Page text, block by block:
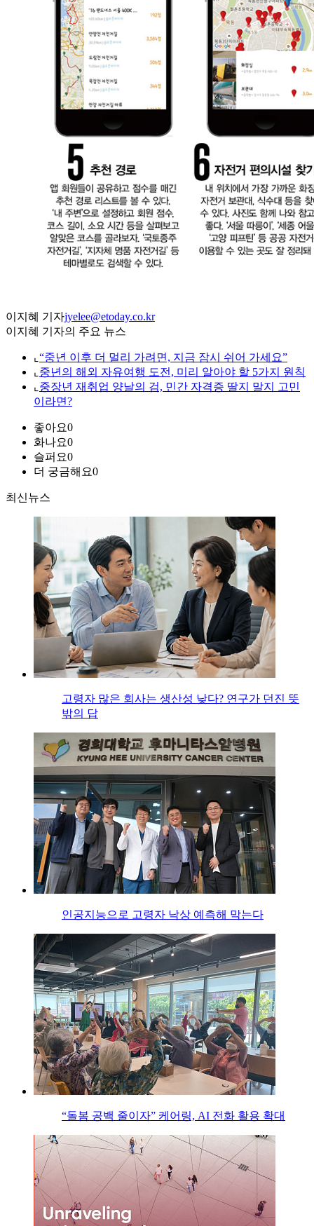
이지혜 기자jyelee@etoday.co.kr
이지혜 기자의 주요 뉴스
⌞ “중년 이후 더 멀리 가려면, 지금 잠시 쉬어 가세요”
⌞ 중년의 해외 자유여행 도전, 미리 알아야 할 5가지 원칙
⌞ 중장년 재취업 양날의 검, 민간 자격증 딸지 말지 고민
이라면?
좋아요0
화나요0
슬퍼요0
더 궁금해요0
최신뉴스
고령자 많은 회사는 생산성 낮다? 연구가 던진 뜻
밖의 답
인공지능으로 고령자 낙상 예측해 막는다
“돌봄 공백 줄이자” 케어링, AI 전화 활용 확대